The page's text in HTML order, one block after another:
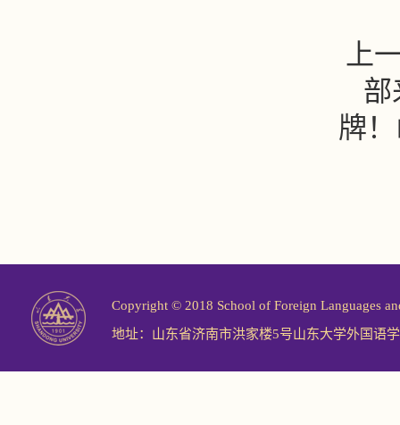
上
部
牌
Copyright © 2018 School of Foreign Languages
地址：山东省济南市洪家楼5号山东大学外国语